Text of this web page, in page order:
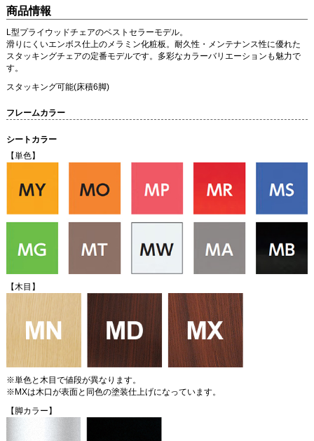
商品情報
L型プライウッドチェアのベストセラーモデル。
滑りにくいエンボス仕上のメラミン化粧板。耐久性・メンテナンス性に優れた
スタッキングチェアの定番モデルです。多彩なカラーバリエーションも魅力で
す。
スタッキング可能(床積6脚)
フレームカラー
シートカラー
【単色】
【木目】
※単色と木目で値段が異なります。
※MXは木口が表面と同色の塗装仕上げになっています。
【脚カラー】